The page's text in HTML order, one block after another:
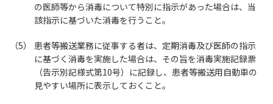
の医師等から消毒について特別に指示があった場合は、当
該指示に基づいた消毒を行うこと。
患者等搬送業務に従事する者は、定期消毒及び医師の指示
に基づく消毒を実施した場合は、その旨を消毒実施記録票
（告示別記様式第10号）に記録し、患者等搬送用自動車の
見やすい場所に表示しておくこと。